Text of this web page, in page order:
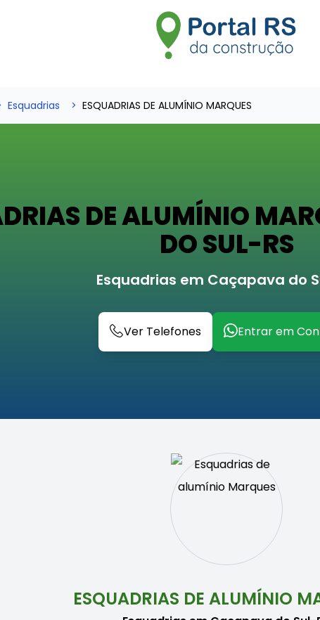
Esquadrias ESQUADRIAS DE ALUMÍNIO MARQUES
DE ALUMÍNIO
DO SUL-RS
Esquadrias em Caçapava do
Ver Telefones Entrar em
ESQUADRIAS DE ALUMÍNIO